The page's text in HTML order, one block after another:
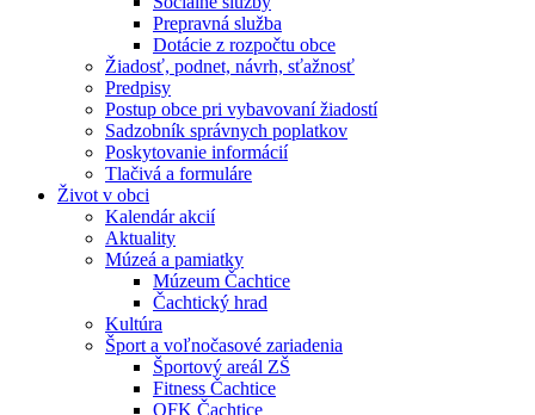
Prepravná služba
Dotácie z rozpočtu obce
Žiadosť, podnet, návrh, sťažnosť
Predpisy
Postup obce pri vybavovaní žiadostí
Sadzobník správnych poplatkov
Poskytovanie informácií
Tlačivá a formuláre
Život v obci
Kalendár akcií
Aktuality
Múzeá a pamiatky
Múzeum Čachtice
Čachtický hrad
Kultúra
Šport a voľnočasové zariadenia
Športový areál ZŠ
Fitness Čachtice
OFK Čachtice